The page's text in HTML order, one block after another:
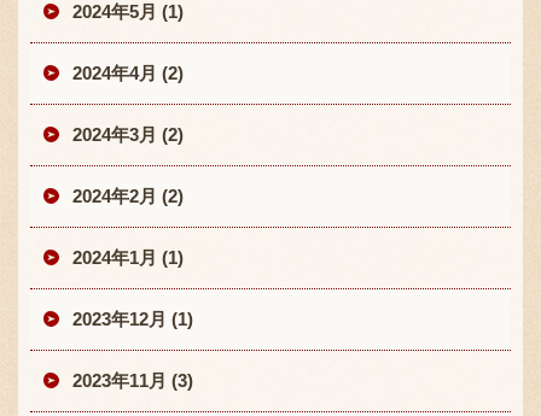
2024年5月 (1)
2024年4月 (2)
2024年3月 (2)
2024年2月 (2)
2024年1月 (1)
2023年12月 (1)
2023年11月 (3)